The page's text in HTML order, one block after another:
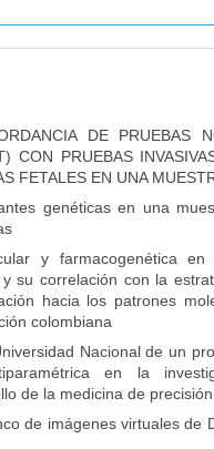
DE PRUEBAS
CON PRUEBAS
FETALES EN UNA
genéticas en una
y farmacogenética
su correlación con la
hacia los patrones
colombiana
Nacional de un
en la
de la medicina de
de imágenes virtuales de